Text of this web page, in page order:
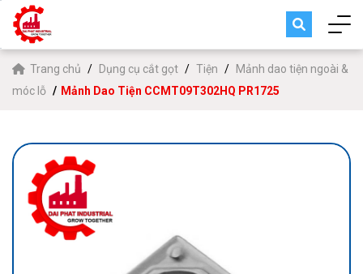
Trang chủ Dụng cụ cắt gọt Tiện
Mảnh dao tiện ngoài &
móc lỗ
Mảnh Dao Tiện CCMT09T302HQ PR1725